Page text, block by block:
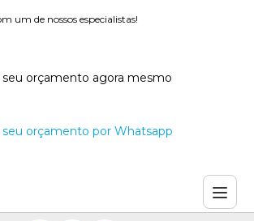
um de nossos especialistas!
seu orçamento agora mesmo
seu orçamento por Whatsapp